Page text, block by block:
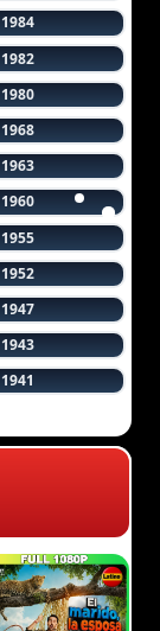
1984
1982
1980
1968
1963
1960
1955
1952
1947
1943
1941